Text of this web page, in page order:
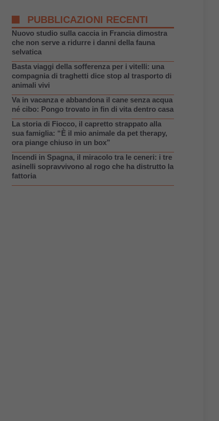
PUBBLICAZIONI RECENTI
Nuovo studio sulla caccia in Francia dimostra
che non serve a ridurre i danni della fauna
selvatica
Basta viaggi della sofferenza per i vitelli: una
compagnia di traghetti dice stop al trasporto di
animali vivi
Va in vacanza e abbandona il cane senza acqua
né cibo: Pongo trovato in fin di vita dentro casa
La storia di Fiocco, il capretto strappato alla
sua famiglia: “È il mio animale da pet therapy,
ora piange chiuso in un box”
Incendi in Spagna, il miracolo tra le ceneri: i tre
asinelli sopravvivono al rogo che ha distrutto la
fattoria